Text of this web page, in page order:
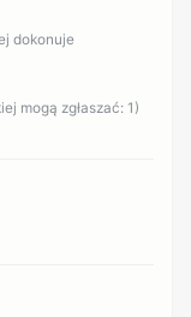
dokonuje
mogą zgłaszać: 1)